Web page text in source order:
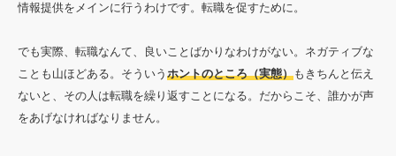
情報提供をメインに行うわけです。転職を促すために。
でも実際、転職なんて、良いことばかりなわけがない。ネガティブな
ことも山ほどある。そういう ホントのところ（実態）もきちんと伝え
ないと、その人は転職を繰り返すことになる。だからこそ、誰かが声
をあげなければなりません。